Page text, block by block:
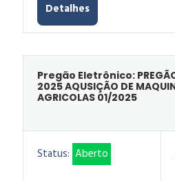
Detalhes
Pregão Eletrônico:
2025 AQUSIÇÃO DE
AGRICOLAS 01/2025
Status: Aberto